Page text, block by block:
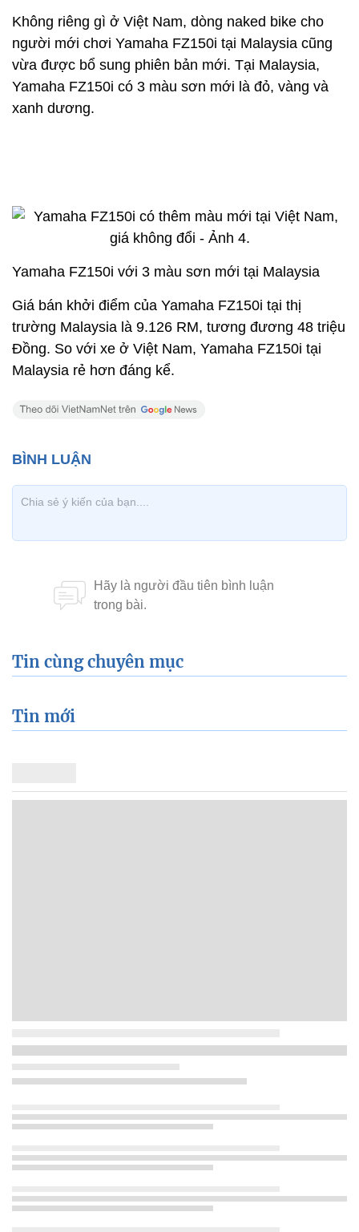
Không riêng gì ở Việt Nam, dòng naked bike cho
người mới chơi Yamaha FZ150i tại Malaysia cũng
vừa được bổ sung phiên bản mới. Tại Malaysia,
Yamaha FZ150i có 3 màu sơn mới là đỏ, vàng và
xanh dương.
Yamaha FZ150i với 3 màu sơn mới tại Malaysia
Giá bán khởi điểm của Yamaha FZ150i tại thị
trường Malaysia là 9.126 RM, tương đương 48 triệu
Đồng. So với xe ở Việt Nam, Yamaha FZ150i tại
Malaysia rẻ hơn đáng kể.
Tin cùng chuyên mục
Tin mới